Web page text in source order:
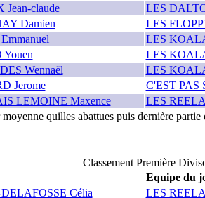
claude
LES
Damien
LES
LES
LES
Wennaël
LES
Jerome
C'EST PAS
LEMOINE Maxence
LES
quilles abattues puis dernière
Classement Première
Equipe du
Célia
LES